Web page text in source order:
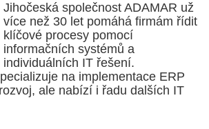
Jihočeská společnost ADAMAR už
více než 30 let pomáhá firmám řídit
klíčové procesy pomocí
informačních systémů a
individuálních IT řešení.
na implementace ERP
ale nabízí i řadu dalších IT